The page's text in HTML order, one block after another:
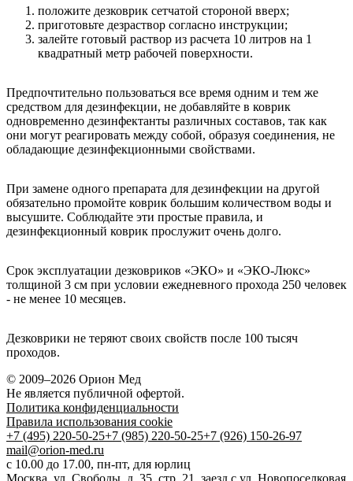
положите дезковрик сетчатой стороной вверх;
приготовьте дезраствор согласно инструкции;
залейте готовый раствор из расчета 10 литров на 1
квадратный метр рабочей поверхности.
Предпочтительно пользоваться все время одним и тем же
средством для дезинфекции, не добавляйте в коврик
одновременно дезинфектанты различных составов, так как
они могут реагировать между собой, образуя соединения, не
обладающие дезинфекционными свойствами.
При замене одного препарата для дезинфекции на другой
обязательно промойте коврик большим количеством воды и
высушите. Соблюдайте эти простые правила, и
дезинфекционный коврик прослужит очень долго.
Срок эксплуатации дезковриков «ЭКО» и «ЭКО-Люкс»
толщиной 3 см при условии ежедневного прохода 250 человек
- не менее 10 месяцев.
Дезковрики не теряют своих свойств после 100 тысяч
проходов.
© 2009–2026 Орион Мед
Не является публичной офертой.
Политика конфиденциальности
Правила использования cookie
+7 (495) 220-50-25+7 (985) 220-50-25+7 (926) 150-26-97
mail@orion-med.ru
c 10.00 до 17.00, пн-пт, для юрлиц